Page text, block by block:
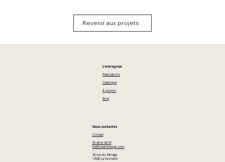
Revenir aux projets
L'entreprise
Réalisations
Catalogue
À propos
Blog
Nous contactez
Contact
05 46 41 80 07
be@octantdesign.com
30 rue du Minage
17000 La Rochelle